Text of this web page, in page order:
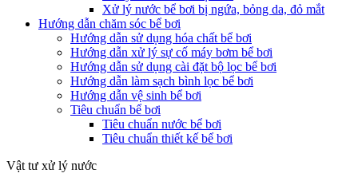
Xử lý nước bể bơi bị ngứa, bỏng da, đỏ mắt
Hướng dẫn chăm sóc bể bơi
Hướng dẫn sử dụng hóa chất bể bơi
Hướng dẫn xử lý sự cố máy bơm bể bơi
Hướng dẫn sử dụng cài đặt bộ lọc bể bơi
Hướng dẫn làm sạch bình lọc bể bơi
Hướng dẫn vệ sinh bể bơi
Tiêu chuẩn bể bơi
Tiêu chuẩn nước bể bơi
Tiêu chuẩn thiết kế bể bơi
Vật tư xử lý nước